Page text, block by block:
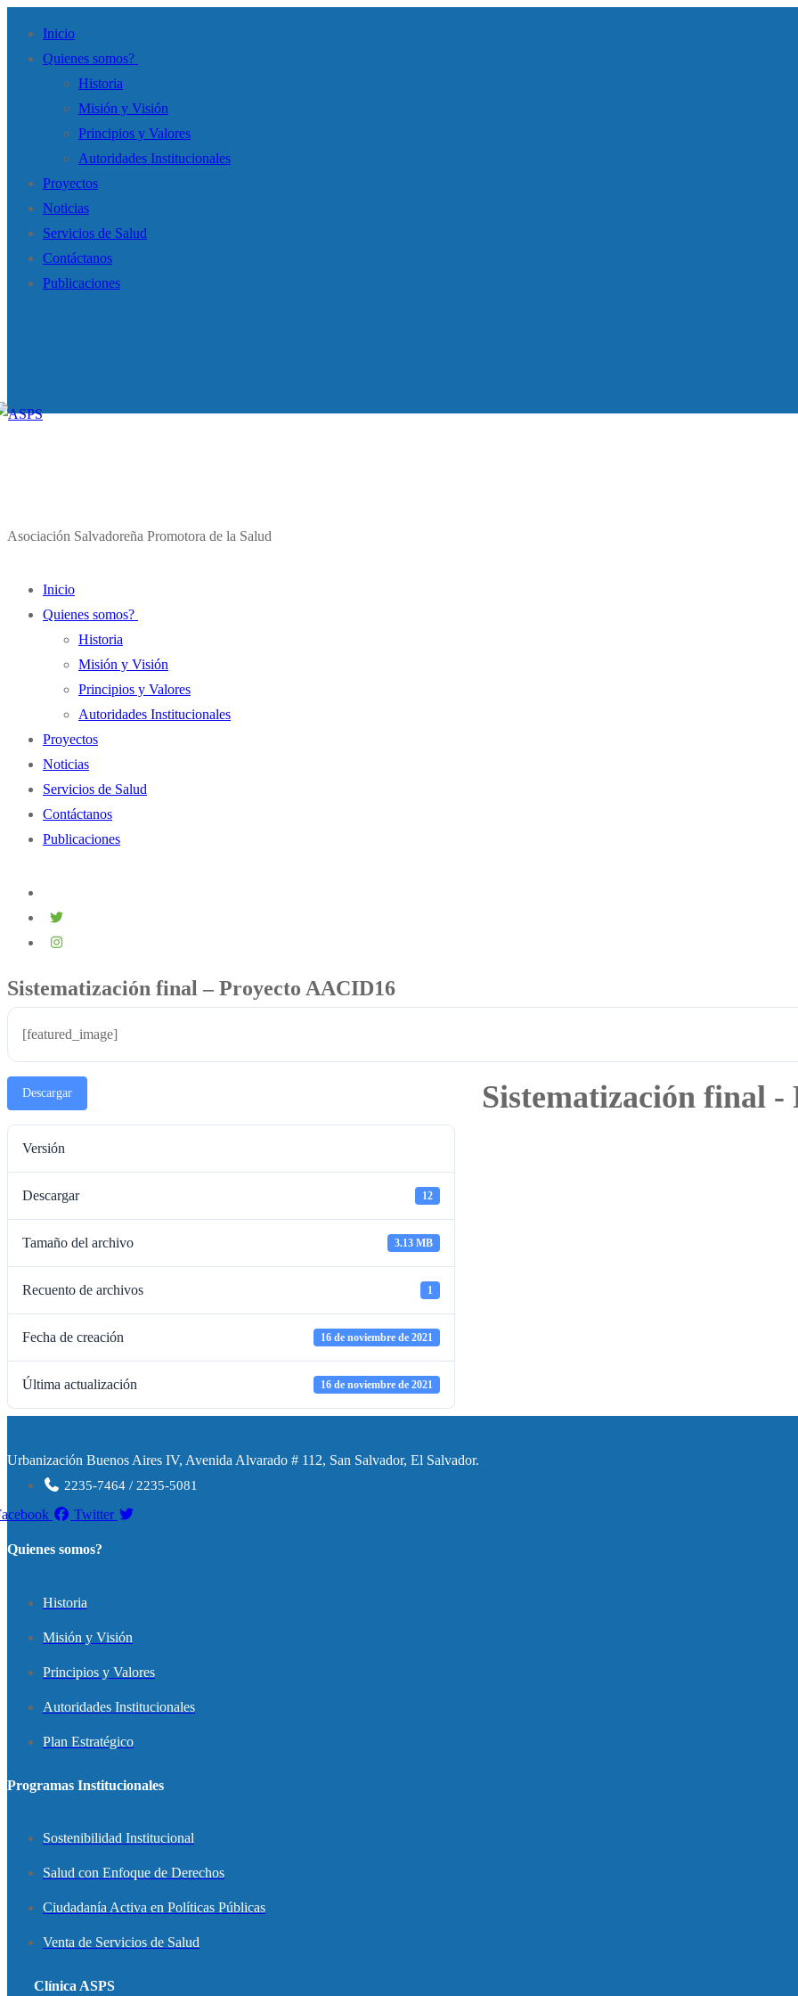
contenido
Inicio
Quienes somos?
Historia
Misión y Visión
Principios y Valores
Autoridades Institucionales
Proyectos
Noticias
Servicios de Salud
Contáctanos
Publicaciones
Asociación Salvadoreña Promotora de la Salud
Inicio
Quienes somos?
Historia
Misión y Visión
Principios y Valores
Autoridades Institucionales
Proyectos
Noticias
Servicios de Salud
Contáctanos
Publicaciones
Sistematización final – Proyecto AACID16
[featured_image]
Descargar
Versión
Descargar 12
Tamaño del archivo 3.13 MB
Recuento de archivos 1
Fecha de creación 16 de noviembre de 2021
Última actualización 16 de noviembre de 2021
Sistematización final
Urbanización Buenos Aires IV, Avenida Alvarado # 112, San Salvador, El Salvador.
2235-7464 / 2235-5081
Twitter
Quienes somos?
Historia
Misión y Visión
Principios y Valores
Autoridades Institucionales
Plan Estratégico
Programas Institucionales
Sostenibilidad Institucional
Salud con Enfoque de Derechos
Ciudadanía Activa en Políticas Públicas
Venta de Servicios de Salud
Clínica ASPS